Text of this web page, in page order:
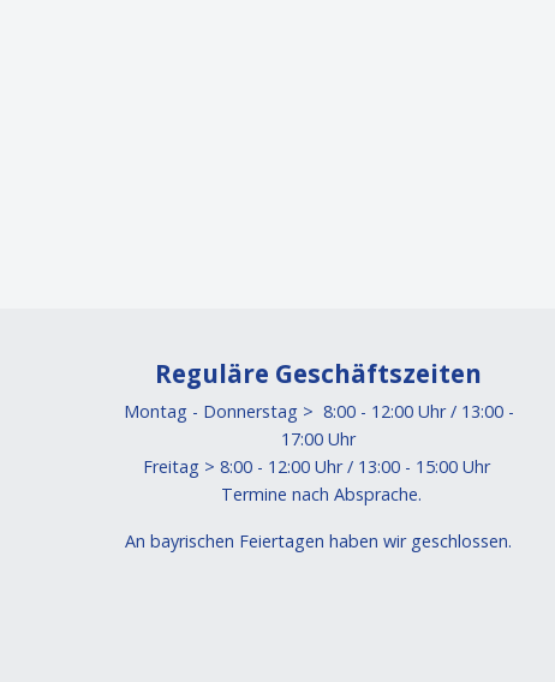
Reguläre Geschäftszeiten
Montag - Donnerstag > 8:00 - 12:00 Uhr / 13:00 -
17:00 Uhr
Freitag > 8:00 - 12:00 Uhr / 13:00 - 15:00 Uhr
Termine nach Absprache.
An bayrischen Feiertagen haben wir geschlossen.